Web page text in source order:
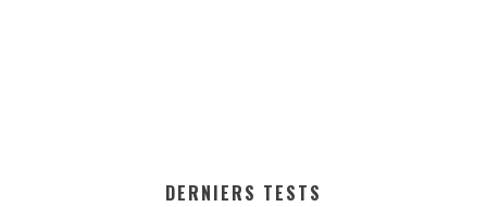
DERNIERS TESTS